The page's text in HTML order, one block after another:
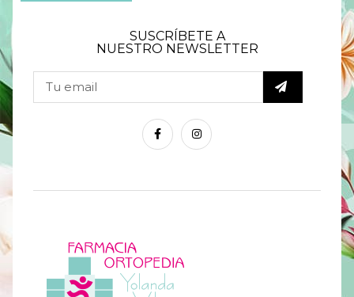
SUSCRÍBETE A
NUESTRO NEWSLETTER